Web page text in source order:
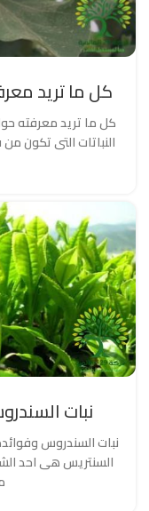
كل ما تريد
كل ما تريد معرفته
النباتات التى تكون
نبات
السنتريس هى احد